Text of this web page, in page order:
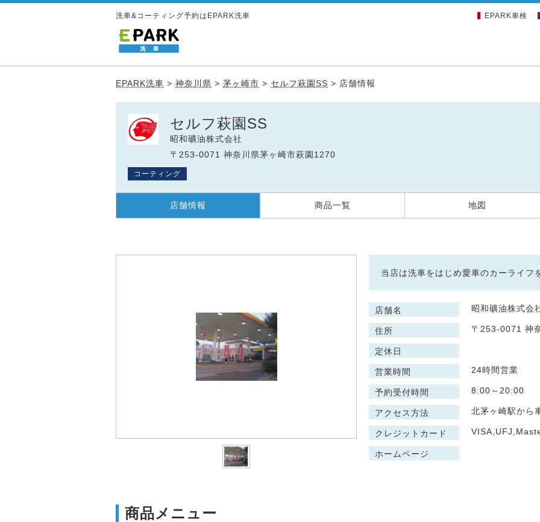
洗車&コーティング予約はEPARK洗車 EPARK車検
EPARK洗車 > 神奈川県 > 茅ヶ崎市 > セルフ萩園SS > 店舗情報
セルフ萩園SS
昭和礦油株式会社
〒253-0071 神奈川県茅ヶ崎市萩園1270
コーティング
店舗情報 商品一覧 地図
当店は洗車をはじめ愛車のカーライフ
店舗名 昭和礦油株式会
住所 〒253-0071 神
定休日
営業時間 24時間営業
予約受付時間 8:00～20:00
アクセス方法 北茅ヶ崎駅から
クレジットカード
ホームページ
商品メニュー